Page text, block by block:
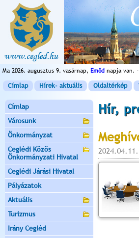
Ma 2026. augusztus 9. vasárnap, Emőd napja van.
Címlap Hírek- aktuális Oldaltérkép
Címlap
Városunk
Önkormányzat
Ceglédi Közös
Önkormányzati Hivatal
Ceglédi Járási Hivatal
Pályázatok
Aktuális
Turizmus
Irány Cegléd
Hír,